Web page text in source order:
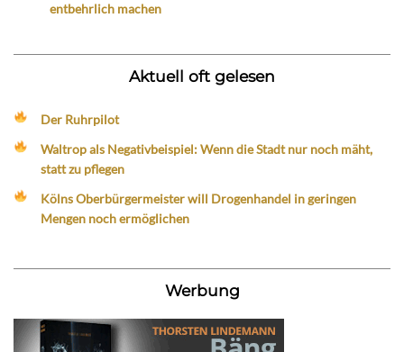
entbehrlich machen
Aktuell oft gelesen
Der Ruhrpilot
Waltrop als Negativbeispiel: Wenn die Stadt nur noch mäht,
statt zu pflegen
Kölns Oberbürgermeister will Drogenhandel in geringen
Mengen noch ermöglichen
Werbung